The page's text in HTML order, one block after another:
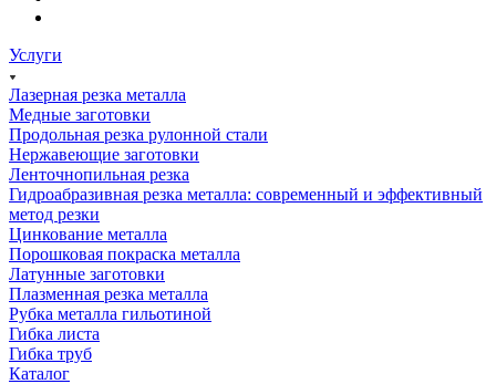
Услуги
Лазерная резка металла
Медные заготовки
Продольная резка рулонной стали
Нержавеющие заготовки
Ленточнопильная резка
Гидроабразивная резка металла: современный и эффективный
метод резки
Цинкование металла
Порошковая покраска металла
Латунные заготовки
Плазменная резка металла
Рубка металла гильотиной
Гибка листа
Гибка труб
Каталог